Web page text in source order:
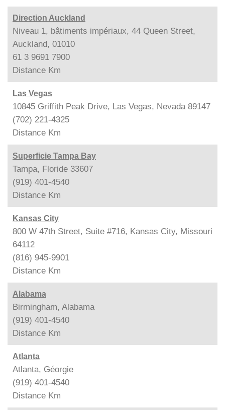
Direction Auckland
Niveau 1, bâtiments impériaux, 44 Queen Street,
Auckland, 01010
61 3 9691 7900
Distance Km
Las Vegas
10845 Griffith Peak Drive, Las Vegas, Nevada 89147
(702) 221-4325
Distance Km
Superficie Tampa Bay
Tampa, Floride 33607
(919) 401-4540
Distance Km
Kansas City
800 W 47th Street, Suite #716, Kansas City, Missouri
64112
(816) 945-9901
Distance Km
Alabama
Birmingham, Alabama
(919) 401-4540
Distance Km
Atlanta
Atlanta, Géorgie
(919) 401-4540
Distance Km